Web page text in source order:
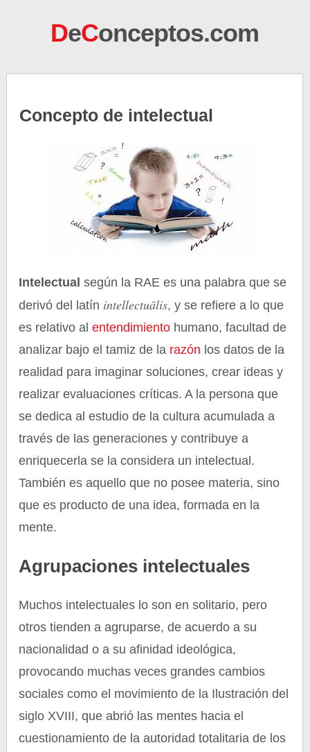
DeConceptos.com
Concepto de intelectual
Intelectual según la RAE es una palabra que se
derivó del latín intellectuālis, y se refiere a lo que
es relativo alentendimiento humano, facultad de
analizar bajo el tamiz de la razón los datos de la
realidad para imaginar soluciones, crear ideas y
realizar evaluaciones críticas. A la persona que
se dedica al estudio de la cultura acumulada a
través de las generaciones y contribuye a
enriquecerla se la considera un intelectual.
También es aquello que no posee materia, sino
que es producto de una idea, formada en la
mente.
Agrupaciones intelectuales
Muchos intelectuales lo son en solitario, pero
otros tienden a agruparse, de acuerdo a su
nacionalidad o a su afinidad ideológica,
provocando muchas veces grandes cambios
sociales como el movimiento de la Ilustración del
siglo XVIII, que abrió las mentes hacia el
cuestionamiento de la autoridad totalitaria de los